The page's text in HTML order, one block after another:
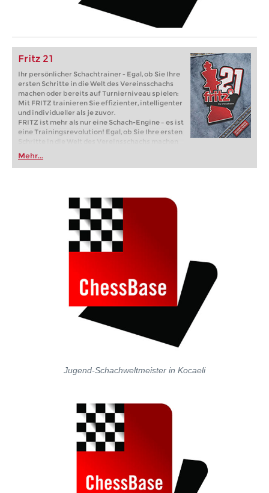
Fritz 21
Ihr persönlicher Schachtrainer - Egal, ob Sie Ihre
ersten Schritte in die Welt des Vereinsschachs
machen oder bereits auf Turnierniveau spielen:
Mit FRITZ trainieren Sie effizienter, intelligenter
und individueller als je zuvor.
FRITZ ist mehr als nur eine Schach-Engine – es ist
eine Trainingsrevolution! Egal, ob Sie Ihre ersten
Schritte in die Welt des Vereinsschachs machen
oder bereits auf Turnierniveau spielen: Mit
FRITZ trainieren Sie effizienter, intelligenter und
individueller als je zuvor.
Mehr...
Jugend-Schachweltmeister in Kocaeli